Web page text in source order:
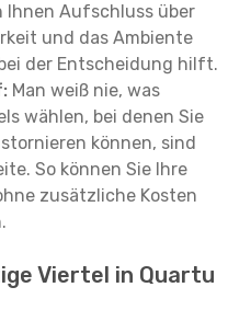
Ihnen Aufschluss über
und das Ambiente
der Entscheidung hilft.
Man weiß nie, was
wählen, bei denen Sie
können, sind
So können Sie Ihre
zusätzliche Kosten
Viertel in Quartu